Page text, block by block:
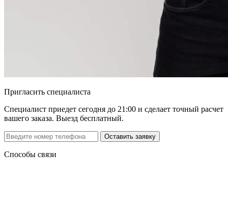
Пригласить специалиста
Специалист приедет сегодня до 21:00 и сделает точный расчет
вашего заказа. Выезд бесплатный.
Способы связи